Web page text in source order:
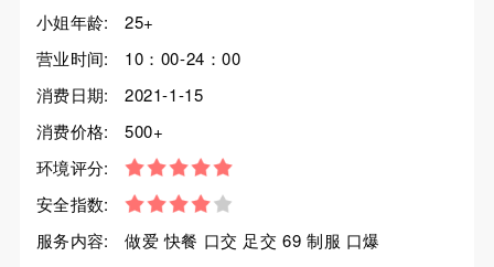
小姐年龄:
25+
营业时间:
10：00-24：00
消费日期:
2021-1-15
消费价格:
500+
环境评分:
安全指数:
服务内容:
做爱 快餐 口交 足交 69 制服 口爆